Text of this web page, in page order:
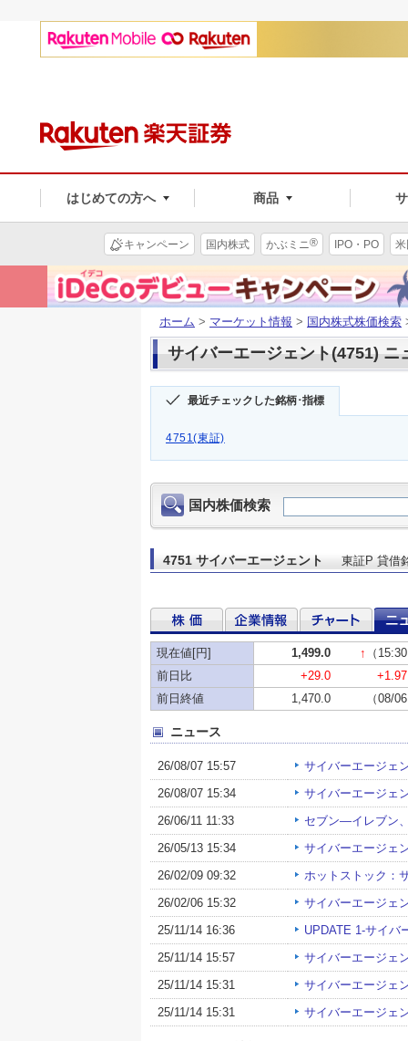
はじめての方へ 商品
キャンペーン 国内株式 かぶミニ® IPO・PO
ホーム > マーケット情報 > 国内株式株価検索
サイバーエージェント(4751) ニ
最近チェックした銘柄･指標
4751(東証)